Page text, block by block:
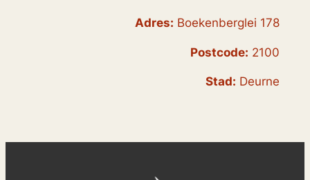
Adres: Boekenberglei 178
Postcode: 2100
Stad: Deurne